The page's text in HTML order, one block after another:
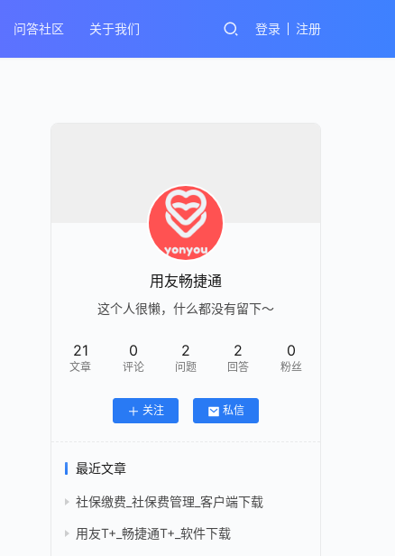
问答社区 关于我们 登录 注册
用友畅捷通
这个人很懒，什么都没有留下～
21
文章
0
评论
2
问题
2
回答
0
粉丝
关注 私信
最近文章
社保缴费_社保费管理_客户端下载
用友T+_畅捷通T+_软件下载